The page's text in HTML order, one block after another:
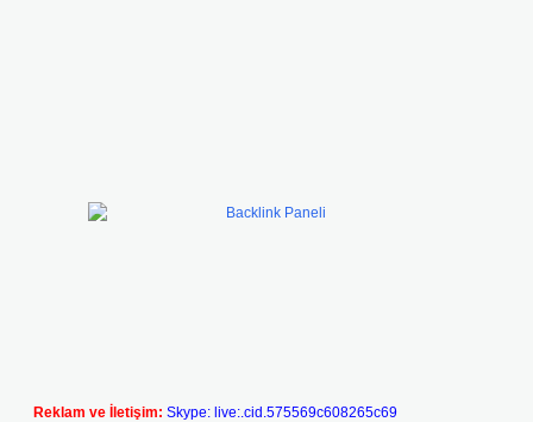
Reklam ve İletişim: Skype: live:.cid.575569c608265c69